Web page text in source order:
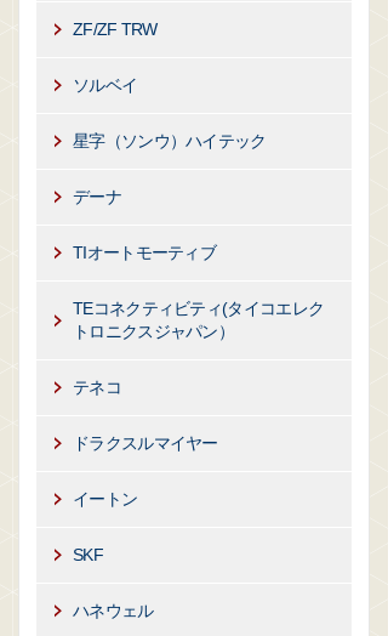
ZF/ZF TRW
ソルベイ
星字（ソンウ）ハイテック
デーナ
TIオートモーティブ
TEコネクティビティ(タイコエレク
トロニクスジャパン）
テネコ
ドラクスルマイヤー
イートン
SKF
ハネウェル